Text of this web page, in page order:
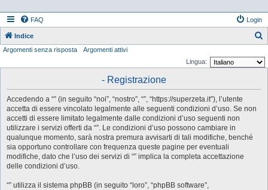
FAQ Login
Indice
Argomenti senza risposta
Argomenti attivi
Lingua:
- Registrazione
Accedendo a “” (in seguito “noi”, “nostro”, “”, “https://superzeta.it”), l’utente
accetta di essere vincolato legalmente alle seguenti condizioni d’uso. Se non
accetti di essere limitato legalmente dalle condizioni d’uso seguenti non
utilizzare i servizi offerti da “”. Le condizioni d’uso possono cambiare in
qualunque momento, sarà nostra premura avvisarti di tali modifiche, benché
sia opportuno controllare con frequenza queste pagine per eventuali
modifiche, dato che l’uso dei servizi di “” implica la completa accettazione
delle condizioni d’uso.
“” utilizza il sistema phpBB (in seguito “loro”, “phpBB software”,